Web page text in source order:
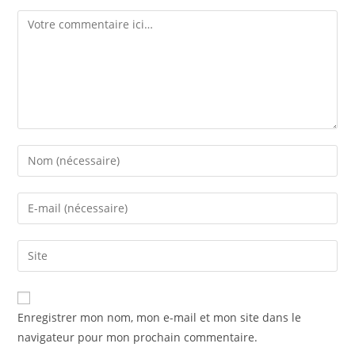
Enregistrer mon nom, mon e-mail et mon site dans le
navigateur pour mon prochain commentaire.